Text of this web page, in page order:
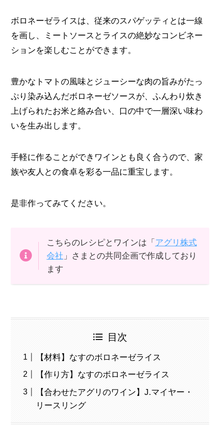
ボロネーゼライスは、従来のスパゲッティとは一線
を画し、ミートソースとライスの絶妙なコンビネー
ションを楽しむことができます。
豊かなトマトの風味とジューシーな肉の旨みがたっ
ぷり染み込んだボロネーゼソースが、ふんわり炊き
上げられたお米と絡み合い、口の中で一層深い味わ
いを生み出します。
手軽に作ることができワインとも良く合うので、家
族や友人との食卓を彩る一品に重宝します。
是非作ってみてください。
こちらのレシピとワインは「 アグリ株式
会社 」さまとの共同企画で作成しており
ます
目次
【材料】なすのボロネーゼライス
【作り方】なすのボロネーゼライス
【合わせたアグリのワイン】J.マイヤー・
リースリング